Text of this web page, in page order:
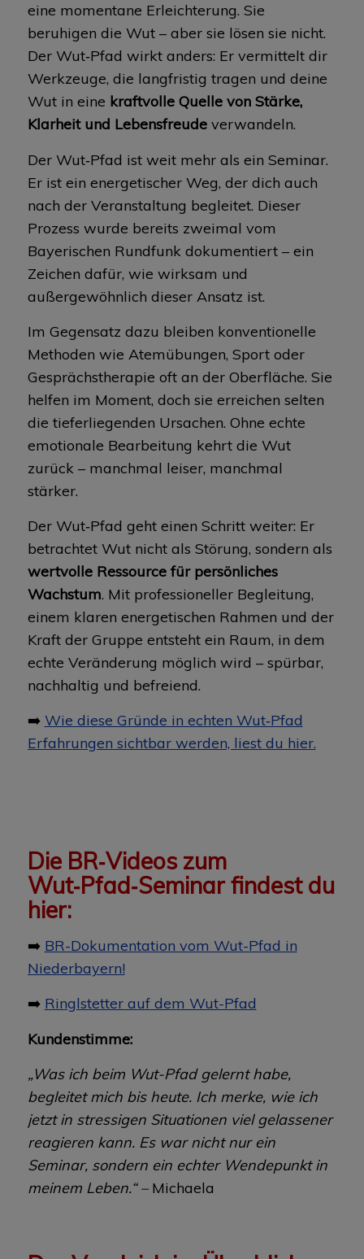
eine momentane Erleichterung. Sie
beruhigen die Wut – aber sie lösen sie nicht.
Der Wut‑Pfad wirkt anders: Er vermittelt dir
Werkzeuge, die langfristig tragen und deine
Wut in eine kraftvolle Quelle von Stärke,
Klarheit und Lebensfreudeverwandeln.
Der Wut‑Pfad ist weit mehr als ein Seminar.
Er ist ein energetischer Weg, der dich auch
nach der Veranstaltung begleitet. Dieser
Prozess wurde bereits zweimal vom
Bayerischen Rundfunk dokumentiert – ein
Zeichen dafür, wie wirksam und
außergewöhnlich dieser Ansatz ist.
Im Gegensatz dazu bleiben konventionelle
Methoden wie Atemübungen, Sport oder
Gesprächstherapie oft an der Oberfläche. Sie
helfen im Moment, doch sie erreichen selten
die tieferliegenden Ursachen. Ohne echte
emotionale Bearbeitung kehrt die Wut
zurück – manchmal leiser, manchmal
stärker.
Der Wut‑Pfad geht einen Schritt weiter: Er
betrachtet Wut nicht als Störung, sondern als
wertvolle Ressource für persönliches
Wachstum. Mit professioneller Begleitung,
einem klaren energetischen Rahmen und der
Kraft der Gruppe entsteht ein Raum, in dem
echte Veränderung möglich wird – spürbar,
nachhaltig und befreiend.
➡️ Wie diese Gründe in echten Wut‑Pfad
Erfahrungen sichtbar werden, liest du hier.
Die BR‑Videos zum
Wut‑Pfad‑Seminar findest du
hier:
➡️ BR-Dokumentation vom Wut-Pfad in
Niederbayern!
➡️ Ringlstetter auf dem Wut-Pfad
Kundenstimme:
„Was ich beim Wut-Pfad gelernt habe,
begleitet mich bis heute. Ich merke, wie ich
jetzt in stressigen Situationen viel gelassener
reagieren kann. Es war nicht nur ein
Seminar, sondern ein echter Wendepunkt in
meinem Leben.“ – Michaela